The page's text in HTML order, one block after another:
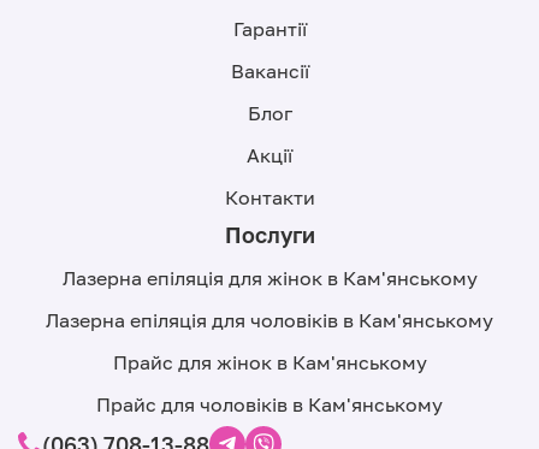
Гарантії
Вакансії
Блог
Акції
Контакти
Послуги
Лазерна епіляція для жінок в Кам'янському
Лазерна епіляція для чоловіків в Кам'янському
Прайс для жінок в Кам'янському
Прайс для чоловіків в Кам'янському
(063) 708-13-88